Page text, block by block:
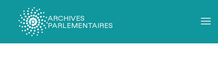
ARCHIVES
PARLEMENTAIRES